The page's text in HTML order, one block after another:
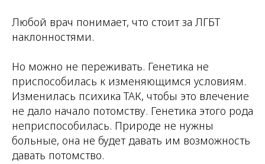
Любой врач понимает, что стоит за ЛГБТ
наклонностями.
Но можно не переживать. Генетика не
приспособилась к изменяющимся условиям.
Изменилась психика ТАК, чтобы это влечение
не дало начало потомству. Генетика этого рода
неприспособилась. Природе не нужны
больные, она не будет давать им возможность
давать потомство.